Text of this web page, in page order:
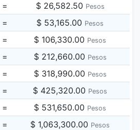
= $ 26,582.50 Pesos
= $ 53,165.00 Pesos
= $ 106,330.00 Pesos
= $ 212,660.00 Pesos
= $ 318,990.00 Pesos
= $ 425,320.00 Pesos
= $ 531,650.00 Pesos
= $ 1,063,300.00 Pesos